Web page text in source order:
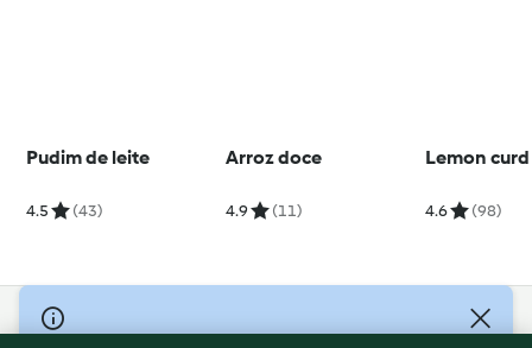
Pudim de leite
4.5 (43)
Arroz doce
4.9 (11)
Lemon curd
4.6 (98)
© Copyright 2026